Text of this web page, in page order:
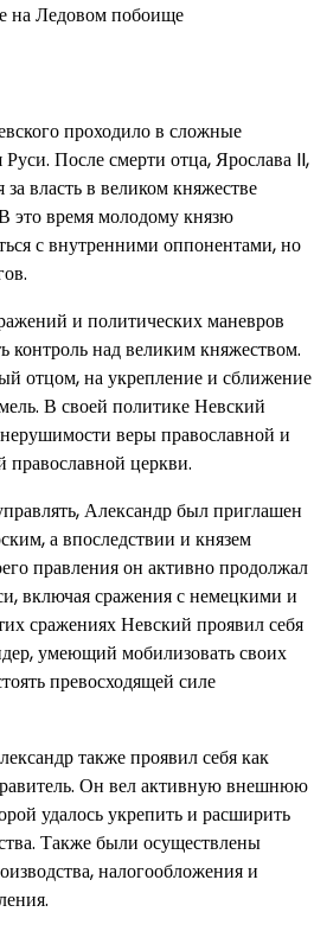
на Ледовом побоище
проходило в сложные
После смерти отца, Ярослава II,
власть в великом княжестве
это время молодому князю
с внутренними оппонентами, но
и политических маневров
контроль над великим княжеством.
отцом, на укрепление и сближение
В своей политике Невский
веры православной и
церкви.
Александр был приглашен
а впоследствии и князем
правления он активно продолжал
включая сражения с немецкими и
сражениях Невский проявил себя
умеющий мобилизовать своих
превосходящей силе
также проявил себя как
Он вел активную внешнюю
удалось укрепить и расширить
Также были осуществлены
налогообложения и